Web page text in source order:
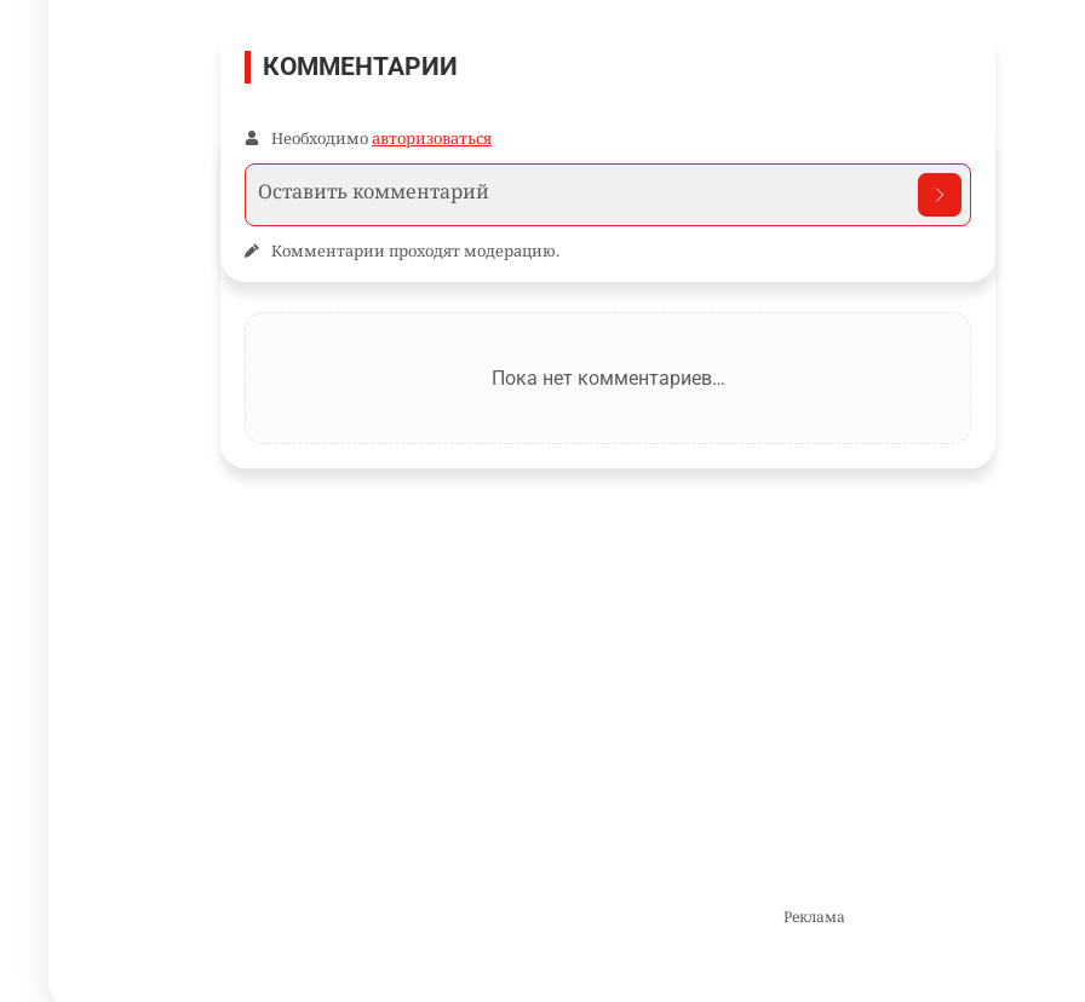
КОММЕНТАРИИ
Необходимоавторизоваться
Комментарии проходят модерацию.
Пока нет комментариев…